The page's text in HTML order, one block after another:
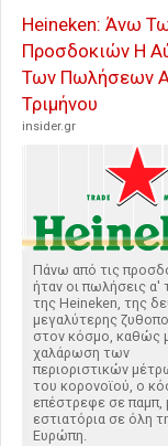
Heineken: Άνω
Προσδοκιών Η
Των Πωλήσεων
Τριμήνου
insider.gr
Πάνω από τις
ήταν οι πωλήσεις α'
της Heineken, της
μεγαλύτερης
στον κόσμο, καθώς
χαλάρωση των
περιοριστικών
του κορονοϊού, ο
επέστρεφε σε παμπ,
εστιατόρια σε όλη
Ευρώπη.